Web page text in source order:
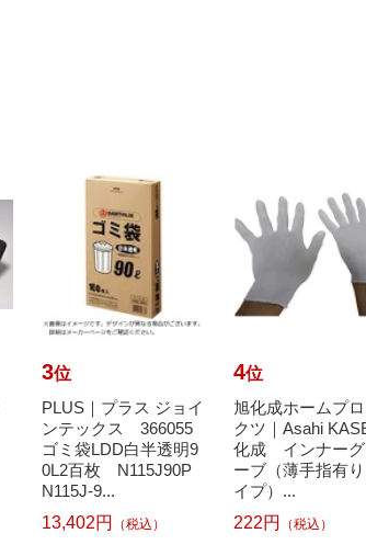
3位
PLUS｜プラス ジョイ
ンテックス 366055
ゴミ袋LDD白半透明9
0L2百枚 N115J90P
N115J-9...
13,402円
（税込）
4位
旭化成ホームプ
クツ｜Asahi
化成 インナー
ーブ（薄手指有
イプ）...
222円
（税込）